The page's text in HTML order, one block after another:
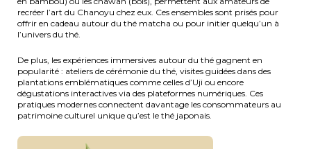
recréer l’art du Chanoyu chez eux. Ces ensembles sont prisés pour
offrir en cadeau autour du thé matcha ou pour initier quelqu’un à
l’univers du thé.
De plus, les expériences immersives autour du thé gagnent en
popularité : ateliers de cérémonie du thé, visites guidées dans des
plantations emblématiques comme celles d’Uji ou encore
dégustations interactives via des plateformes numériques. Ces
pratiques modernes connectent davantage les consommateurs au
patrimoine culturel unique qu’est le thé japonais.